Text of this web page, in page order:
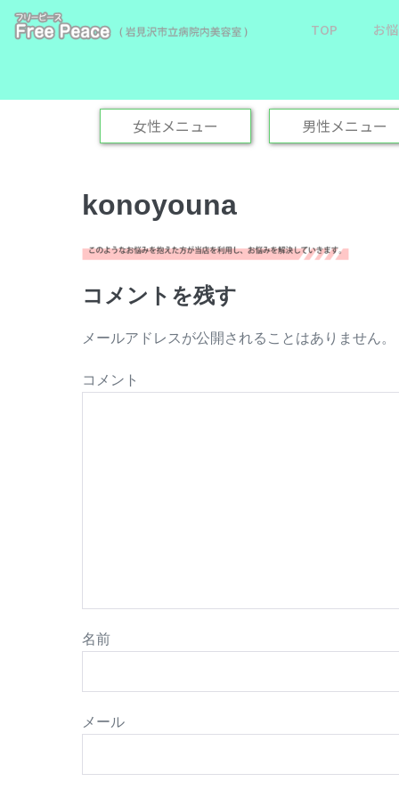
TOP お
女性メニュー 男性メニュー
konoyouna
コメントを残す
メールアドレスが公開されることはありません。
コメント
名前
メール